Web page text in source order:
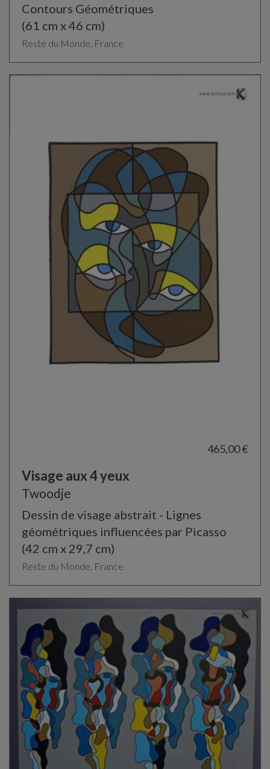
Contours Géométriques
(61 cm x 46 cm)
Reste du Monde, France
465,00 €
Visage aux 4 yeux
Twoodje
Dessin de visage abstrait - Lignes
géométriques influencées par Picasso
(42 cm x 29,7 cm)
Reste du Monde, France